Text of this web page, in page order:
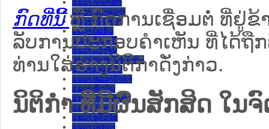
ແຂວງ ຈໍາປາສັກ
ແຂວງ ຊຽງຂວາງ
ແຂວງ ບໍລິຄໍາໄຊ
ແຂວງ ບໍ່ແກ້ວ
ແຂວງ ຜົ້ງສາລີ
ແຂວງ ວຽງຈັນ
ແຂວງ ສະຫວັນນະເຂດ
ແຂວງ ສາລະວັນ
ແຂວງ ຫລວງນໍ້າທາ
ແຂວງ ຫົວພັນ
ແຂວງ ຫຼວງພະບາງ
ແຂວງ ອັດຕະປື
ແຂວງ ອຸດົມໄຊ
ແຂວງ ເຊກອງ
ກົດທີ່ນີ້ ຫຼື ກົດການເຊື່ອມຕໍ່ ທີ່ຢູ່ຂ້
ລັບການປະກອບຄຳເຫັນ ທີ່ໄດ້ຖື
ທ່ານໃສ່ຮ່າງນິຕິກຳດັ່ງກ່າວ.
ນິຕິກໍາ ທີ່ມີຜົນສັກສິດ ໃນ